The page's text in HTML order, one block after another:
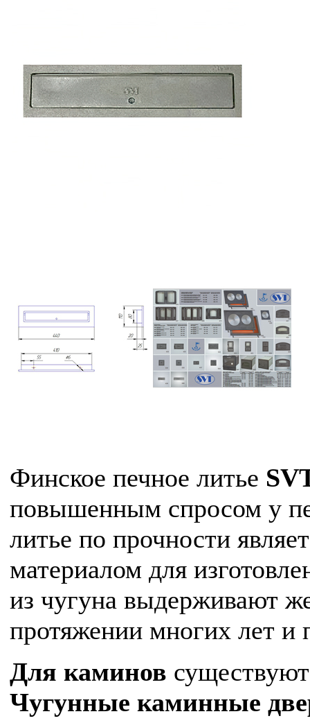
Финское печное литье
повышенным спросом у
литье по прочности
материалом для
из чугуна выдерживают
протяжении многих лет и
Для каминов
Чугунные каминные